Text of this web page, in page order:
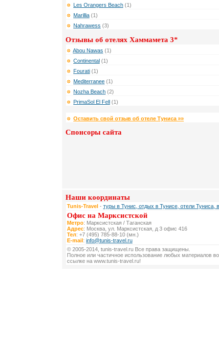
Les Orangers Beach (1)
Marillia (1)
Nahrawess (3)
Отзывы об отелях Хаммамета 3*
Abou Nawas (1)
Continental (1)
Fourati (1)
Mediterranee (1)
Nozha Beach (2)
PrimaSol El Fell (1)
Оставить свой отзыв об отеле Туниса »»
Спонсоры сайта
Наши координаты
Tunis-Travel - туры в Тунис, отдых в Тунисе, отели Туниса,
Офис на Марксистской
Метро: Марксистская / Таганская
Адрес: Москва, ул. Марксистская, д 3 офис 416
Тел: +7 (495) 785-88-10 (мн.)
E-mail: info@tunis-travel.ru
© 2005-2014, tunis-travel.ru Все права защищены.
Полное или частичное использование любых материалов
ссылке на www.tunis-travel.ru!